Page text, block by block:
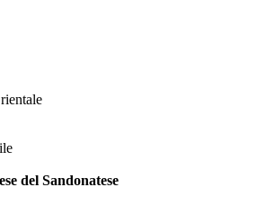
del Sandonatese